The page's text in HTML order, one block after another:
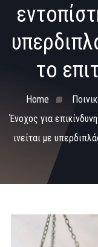
το
Home
Ένοχος για
ινείται με